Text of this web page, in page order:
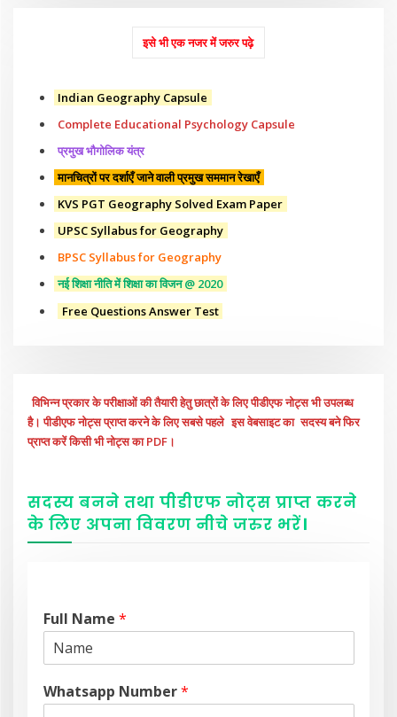
इसे भी एक नजर में जरुर पढ़े
Indian Geography Capsule
Complete Educational Psychology Capsule
प्रमुख भौगोलिक यंत्र
मानचित्रों पर दर्शाएँ जाने वाली प्रमुख सममान रेखाएँ
KVS PGT Geography Solved Exam Paper
UPSC Syllabus for Geography
BPSC Syllabus for Geography
नई शिक्षा नीति में शिक्षा का विजन @ 2020
Free Questions Answer Test
विभिन्न प्रकार के परीक्षाओं की तैयारी हेतु छात्रों के लिए पीडीएफ नोट्स भी उपलब्ध
है। पीडीएफ नोट्स प्राप्त करने के लिए सबसे पहले इस वेबसाइट का सदस्य बने फिर
प्राप्त करें किसी भी नोट्स का PDF।
सदस्य बनने तथा पीडीएफ नोट्स प्राप्त करने
के लिए अपना विवरण नीचेजरुर भरें।
Full Name *
Whatsapp Number*